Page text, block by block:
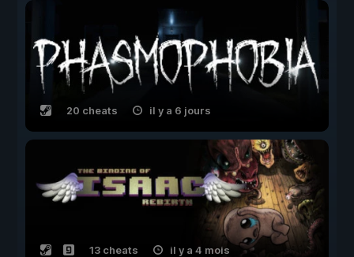
20 cheats il y a 6 jours
13 cheats il y a 4 mois